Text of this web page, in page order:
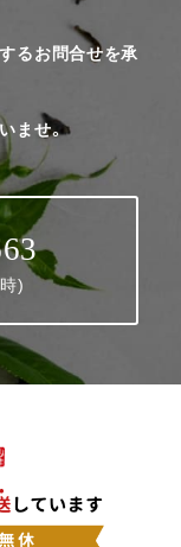
るお問合せを承
ませ。
)